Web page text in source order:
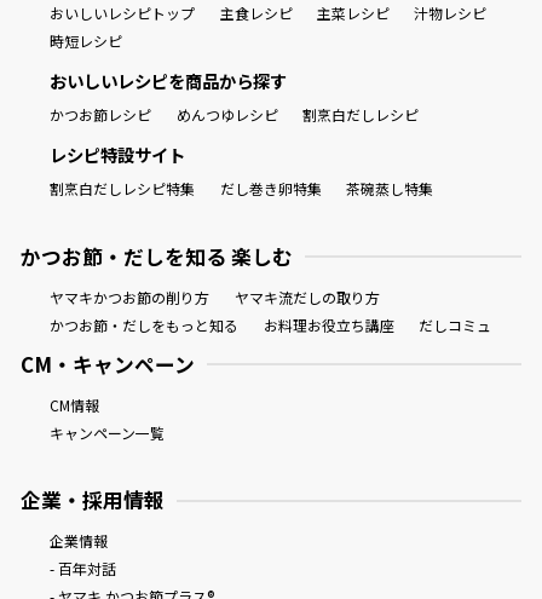
おいしいレシピトップ 主食レシピ 主菜レシピ
汁物レシピ
時短レシピ
おいしいレシピを商品から探す
かつお節レシピ めんつゆレシピ 割烹白だしレシピ
レシピ特設サイト
割烹白だしレシピ特集 だし巻き卵特集 茶碗蒸し特集
かつお節・だしを知る 楽しむ
ヤマキかつお節の削り方
ヤマキ流だしの取り方
かつお節・だしをもっと知る
お料理お役立ち講座 だしコミュ
CM・キャンペーン
CM情報
キャンペーン一覧
企業・採用情報
企業情報
- 百年対話